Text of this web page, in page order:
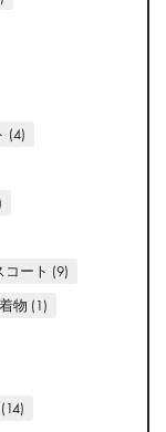
(4)
コート (9)
物 (1)
(14)